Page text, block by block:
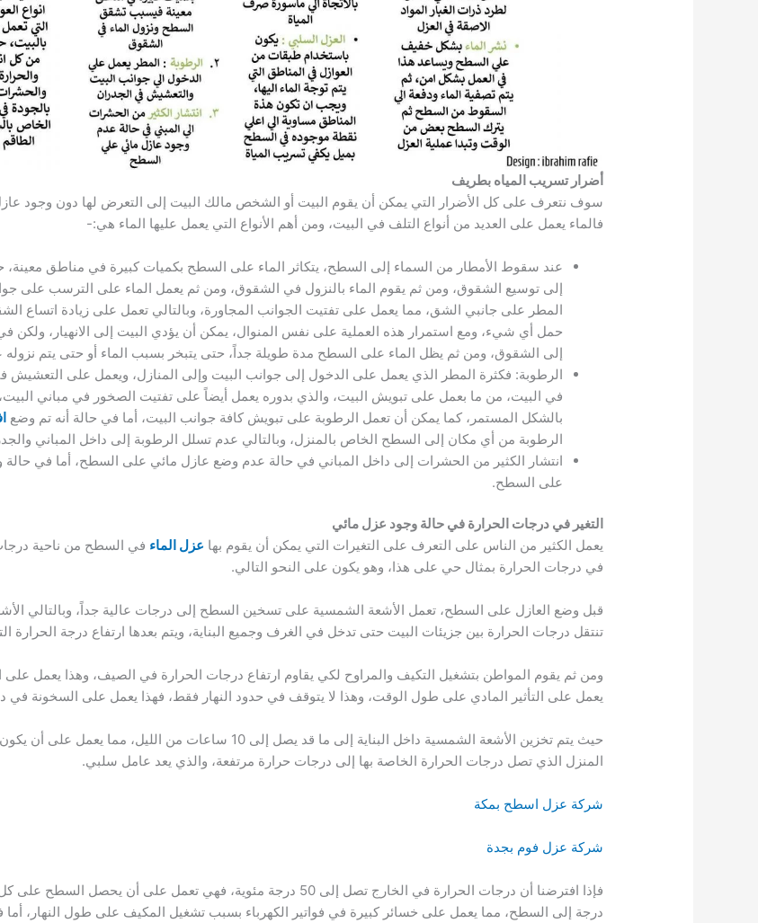
أضرار تسريب المياه بطريف
سوف نتعرف على كل الأضرار التي يمكن أن يقوم البيت أو الشخص مالك البيت إلى التعرض لها دون وجود
فالماء يعمل على العديد من أنواع التلف في البيت، ومن أهم الأنواع التي يعمل عليها الماء هي:-
عند سقوط الأمطار من السماء إلى السطح، يتكاثر الماء على السطح بكميات كبيرة في مناطق
إلى توسيع الشقوق، ومن ثم يقوم الماء بالنزول في الشقوق، ومن ثم يعمل الماء على الترسب على
المطر على جانبي الشق، مما يعمل على تفتيت الجوانب المجاورة، وبالتالي تعمل على زيادة اتساع
حمل أي شيء، ومع استمرار هذه العملية على نفس المنوال، يمكن أن يؤدي البيت إلى الانهيار، ولكن
إلى الشقوق، ومن ثم يظل الماء على السطح مدة طويلة جداً، حتى يتبخر بسبب الماء أو حتى يتم
الرطوبة: فكثرة المطر الذي يعمل على الدخول إلى جوانب البيت وإلى المنازل، ويعمل على التعشيش
في البيت، من ما بعمل على تبويش البيت، والذي بدوره يعمل أيضاً على تفتيت الصخور في مباني
بالشكل المستمر، كما يمكن أن تعمل الرطوبة على تبويش كافة جوانب البيت، أما في حالة أنه تم وضع
الرطوبة من أي مكان إلى السطح الخاص بالمنزل، وبالتالي عدم تسلل الرطوبة إلى داخل المباني
انتشار الكثير من الحشرات إلى داخل المباني في حالة عدم وضع عازل مائي على السطح، أما في
على السطح.
التغير في درجات الحرارة في حالة وجود عزل مائي
يعمل الكثير من الناس على التعرف على التغيرات التي يمكن أن يقوم بها عزل الماء في السطح من ناحية
في درجات الحرارة بمثال حي على هذا، وهو يكون على النحو التالي.
قبل وضع العازل على السطح، تعمل الأشعة الشمسية على تسخين السطح إلى درجات عالية جداً، وبالتالي
تنتقل درجات الحرارة بين جزيئات البيت حتى تدخل في الغرف وجميع البناية، ويتم بعدها ارتفاع درجة
ومن ثم يقوم المواطن بتشغيل التكيف والمراوح لكي يقاوم ارتفاع درجات الحرارة في الصيف، وهذا يعمل على
يعمل على التأثير المادي على طول الوقت، وهذا لا يتوقف في حدود النهار فقط، فهذا يعمل على السخونة في
حيث يتم تخزين الأشعة الشمسية داخل البناية إلى ما قد يصل إلى
المنزل الذي تصل درجات الحرارة الخاصة بها إلى درجات حرارة مرتفعة، والذي يعد عامل سلبي.
شركة عزل اسطح بمكة
شركة عزل فوم بجدة
درجة إلى السطح، مما يعمل على خسائر كبيرة في فواتير الكهرباء بسبب تشغيل المكيف على طول النهار،